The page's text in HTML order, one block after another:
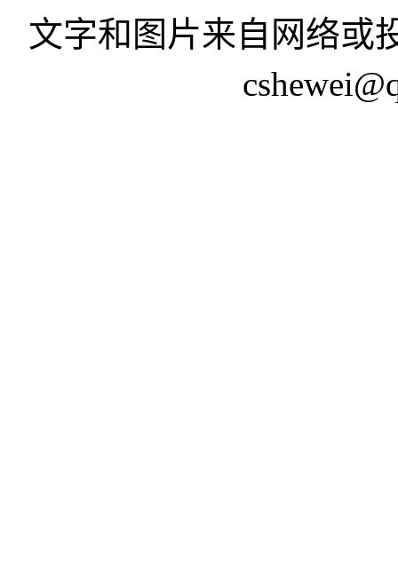
文字和图片来自网络或